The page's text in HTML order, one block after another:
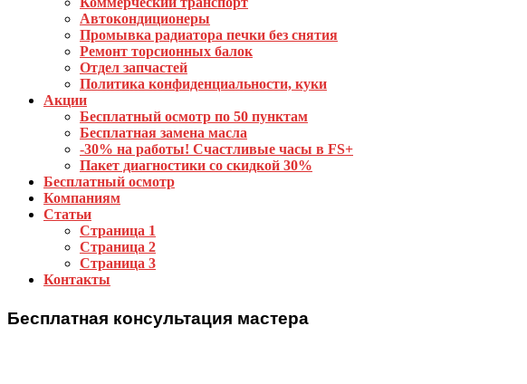
Автокондиционеры
Промывка радиатора печки без снятия
Ремонт торсионных балок
Отдел запчастей
Политика конфиденциальности, куки
Акции
Бесплатный осмотр по 50 пунктам
Бесплатная замена масла
-30% на работы! Счастливые часы в FS+
Пакет диагностики со скидкой 30%
Бесплатный осмотр
Компаниям
Статьи
Страница 1
Страница 2
Страница 3
Контакты
Бесплатная консультация мастера